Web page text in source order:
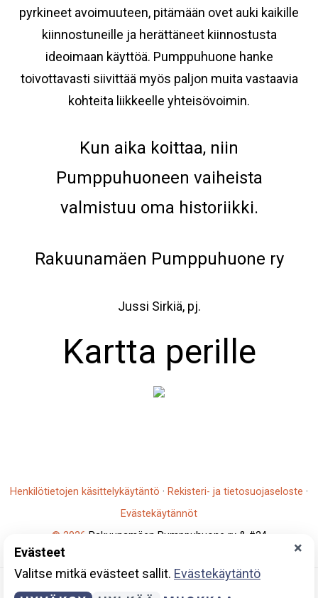
pyrkineet avoimuuteen, pitämään ovet auki kaikille
kiinnostuneille ja herättäneet kiinnostusta
ideoimaan käyttöä. Pumppuhuone hanke
toivottavasti siivittää myös paljon muita vastaavia
kohteita liikkeelle yhteisövoimin.
Kun aika koittaa, niin
Pumppuhuoneen vaiheista
valmistuu oma historiikki.
Rakuunamäen Pumppuhuone ry
Jussi Sirkiä, pj.
Kartta perille
Henkilötietojen käsittelykäytäntö · Rekisteri- ja tietosuojaseloste ·
Evästekäytännöt
© 2026 Rakuunamäen Pumppuhuone ry & #24
×
Evästeet
Valitse mitkä evästeet sallit. Evästekäytäntö